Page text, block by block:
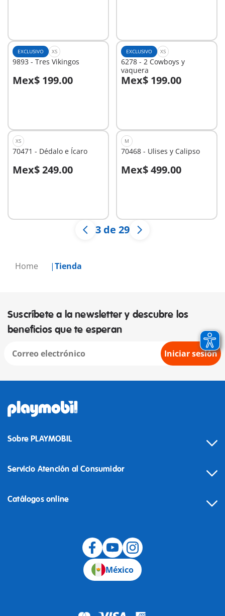
Home Tienda
EXCLUSIVO XS
9893 - Tres Vikingos
Mex$ 199.00
A la cesta
EXCLUSIVO XS
6278 - 2 Cowboys y
vaquera
Mex$ 199.00
A la cesta
XS
70471 - Dédalo e Ícaro
Mex$ 249.00
A la cesta
M
70468 - Ulises y Calipso
Mex$ 499.00
A la cesta
3 de 29
Suscríbete a la newsletter y descubre los
beneficios que te esperan
Iniciar sesión
Sobre PLAYMOBIL
Servicio Atención al Consumidor
Catálogos online
México